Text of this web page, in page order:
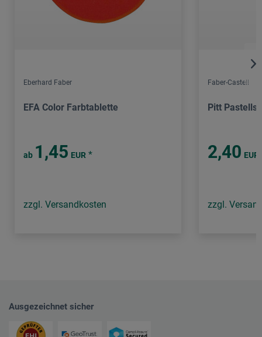
Eberhard Faber
EFA Color Farbtablette
ab 1,45 EUR *
zzgl. Versandkosten
Faber-Castell
Pitt
2,40 EUR
zzgl.
Ausgezeichnet sicher